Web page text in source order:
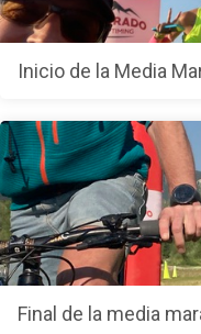
Inicio de la Media
Final de la media